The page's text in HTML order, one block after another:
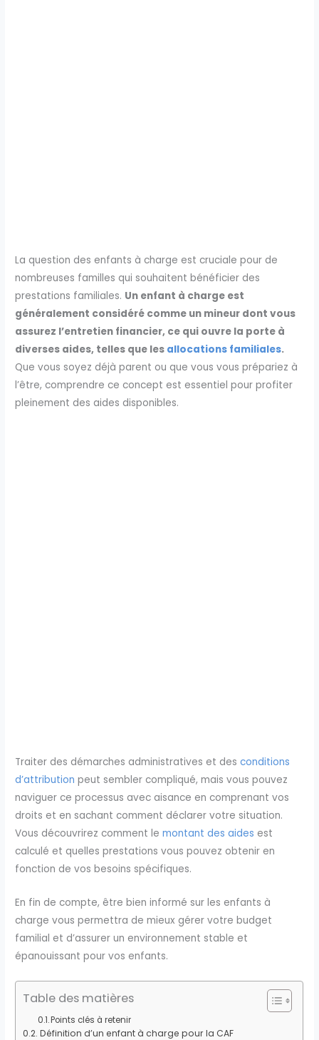
La question des enfants à charge est cruciale pour de
nombreuses familles qui souhaitent bénéficier des
prestations familiales. Un enfant à charge est
généralement considéré comme un mineur dont vous
assurez l’entretien financier, ce qui ouvre la porte à
diverses aides, telles que les allocations familiales.
Que vous soyez déjà parent ou que vous vous prépariez à
l’être, comprendre ce concept est essentiel pour profiter
pleinement des aides disponibles.
Traiter des démarches administratives et desconditions
d’attribution peut sembler compliqué, mais vous pouvez
naviguer ce processus avec aisance en comprenant vos
droits et en sachant comment déclarer votre situation.
Vous découvrirez comment lemontant des aides est
calculé et quelles prestations vous pouvez obtenir en
fonction de vos besoins spécifiques.
En fin de compte, être bien informé sur les enfants à
charge vous permettra de mieux gérer votre budget
familial et d’assurer un environnement stable et
épanouissant pour vos enfants.
Table des matières
Points clés à retenir
Définition d’un enfant à charge pour la CAF